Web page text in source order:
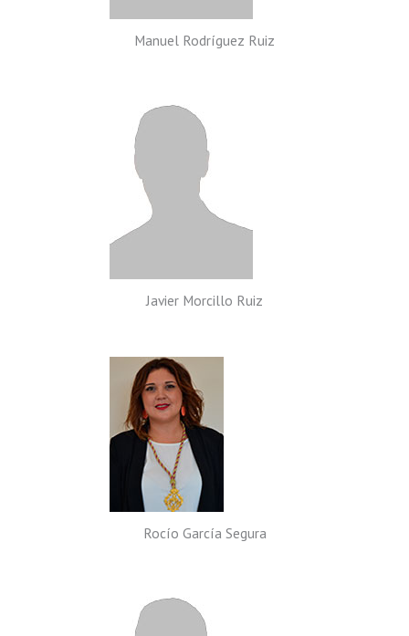
Manuel Rodríguez Ruiz
Javier Morcillo Ruiz
Rocío García Segura